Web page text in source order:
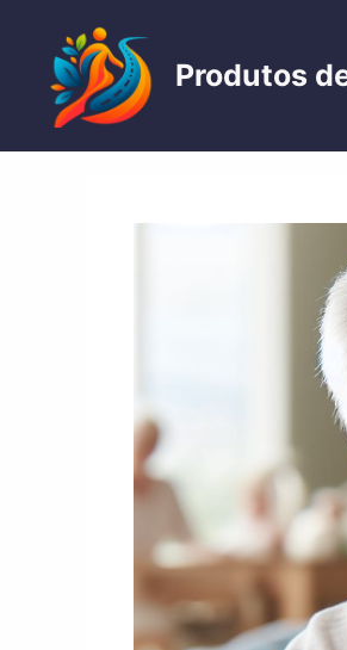
conteúdo
Produtos